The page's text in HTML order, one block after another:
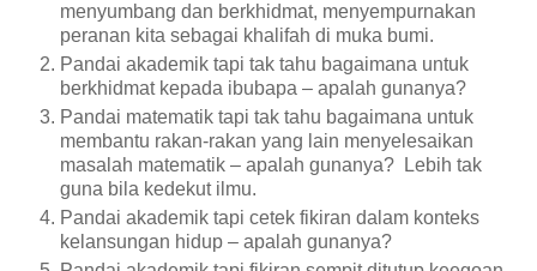
menyumbang dan berkhidmat, menyempurnakan
peranan kita sebagai khalifah di muka bumi.
Pandai akademik tapi tak tahu bagaimana untuk
berkhidmat kepada ibubapa – apalah gunanya?
Pandai matematik tapi tak tahu bagaimana untuk
membantu rakan-rakan yang lain menyelesaikan
masalah matematik – apalah gunanya? Lebih tak
guna bila kedekut ilmu.
Pandai akademik tapi cetek fikiran dalam konteks
kelansungan hidup – apalah gunanya?